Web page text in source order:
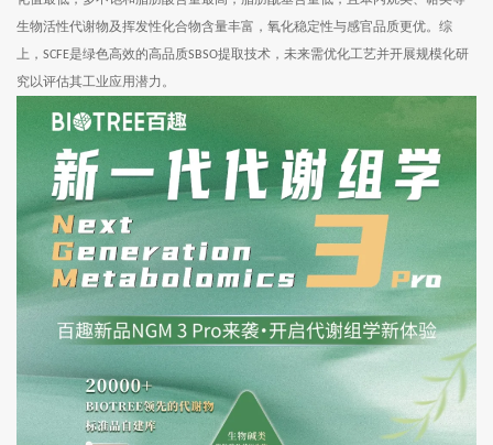
生物活性代谢物及挥发性化合物含量丰富，氧化稳定性与感官品质更优。综
上， SCFE是绿色高效的高品质SBSO提取技术，未来需优化工艺并开展规模化研
究以评估其工业应用潜力。